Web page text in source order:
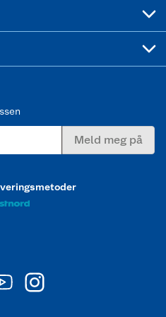
Meld meg på